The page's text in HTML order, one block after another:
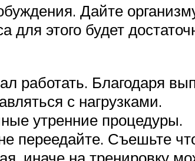
Дайте
этого будет
работать. Благодаря
с нагрузками.
утренние процедуры.
переедайте. Съешьте
иначе на тренировку